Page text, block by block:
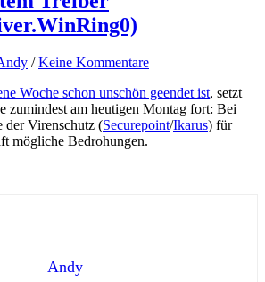
/Keine Kommentare
Woche schon unschön geendet ist, setzt
zumindest am heutigen Montag fort: Bei
der Virenschutz (Securepoint/Ikarus) für
mögliche Bedrohungen.
Andy